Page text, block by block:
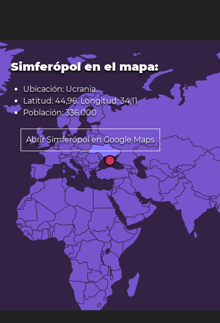
Simferópol en el mapa:
Ubicación: Ucrania.
Latitud: 44,96. Longitud: 34,11
Población: 336.000
Abrir Simferópol en Google Maps